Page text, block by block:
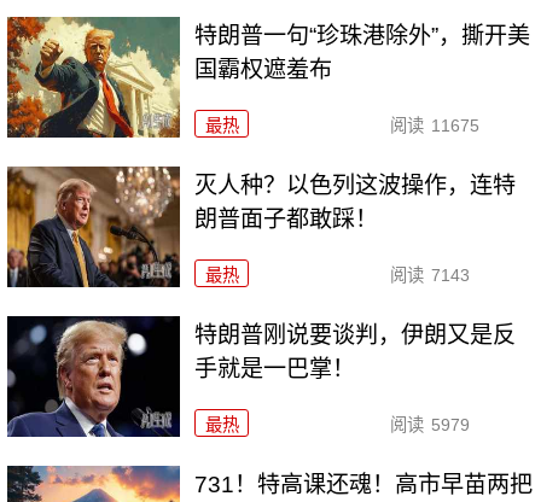
特朗普一句“珍珠港除外”，撕开美
国霸权遮羞布
最热 阅读 11675
灭人种？以色列这波操作，连特
朗普面子都敢踩！
最热 阅读 7143
特朗普刚说要谈判，伊朗又是反
手就是一巴掌！
最热 阅读 5979
731！特高课还魂！高市早苗两把